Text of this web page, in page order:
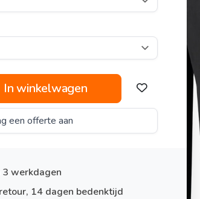
In winkelwagen
een offerte aan
3 werkdagen
14 dagen bedenktijd